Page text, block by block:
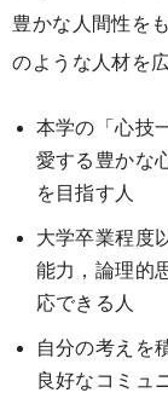
豊かな人間性を
のような人材を
本学の「心技
愛する豊かな
を目指す人
大学卒業程度
能力，論理的
応できる人
自分の考えを
良好なコミュ